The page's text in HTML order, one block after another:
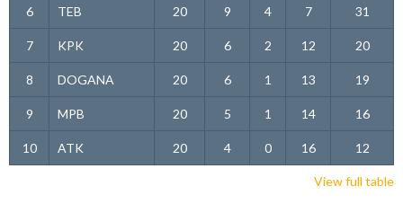
6 TEB 20 9 4 7 31
7 KPK 20 6 2 12 20
8 DOGANA 20 6 1 13 19
9 MPB 20 5 1 14 16
10 ATK 20 4 0 16 12
View full table